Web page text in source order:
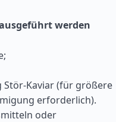
werden
Stör-Kaviar (für größere
erforderlich).
oder